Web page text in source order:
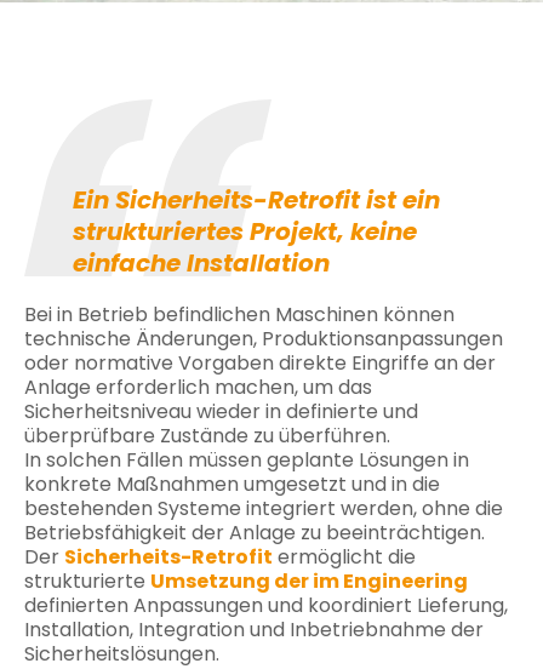
Ein Sicherheits-Retrofit ist ein
strukturiertes Projekt, keine
einfache Installation
Bei in Betrieb befindlichen Maschinen können
technische Änderungen, Produktionsanpassungen
oder normative Vorgaben direkte Eingriffe an der
Anlage erforderlich machen, um das
Sicherheitsniveau wieder in definierte und
überprüfbare Zustände zu überführen.
In solchen Fällen müssen geplante Lösungen in
konkrete Maßnahmen umgesetzt und in die
bestehenden Systeme integriert werden, ohne die
Betriebsfähigkeit der Anlage zu beeinträchtigen.
Der Sicherheits-Retrofit ermöglicht die
strukturierte Umsetzung der im Engineering
definierten Anpassungen und koordiniert Lieferung,
Installation, Integration und Inbetriebnahme der
Sicherheitslösungen.